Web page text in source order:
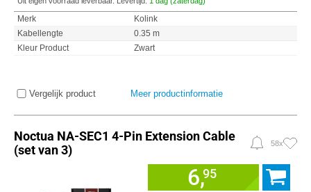
Merk
Kolink
Kabellengte
0.35 m
Kleur Product
Zwart
Vergelijk product Meer productinformatie
Noctua NA-SEC1 4-Pin Extension Cable
(set van 3)
58x
6,95